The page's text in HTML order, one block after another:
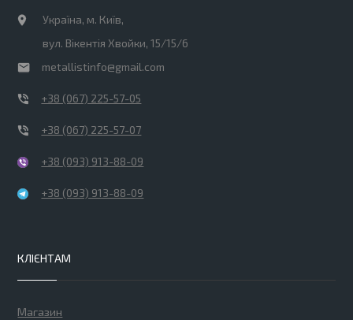
Україна, м. Київ,
вул. Вікентія Хвойки, 15/15/6
metallistinfo@gmail.com
+38 (067) 225-57-05
+38 (067) 225-57-07
+38 (093) 913-88-09
+38 (093) 913-88-09
КЛІЄНТАМ
Магазин